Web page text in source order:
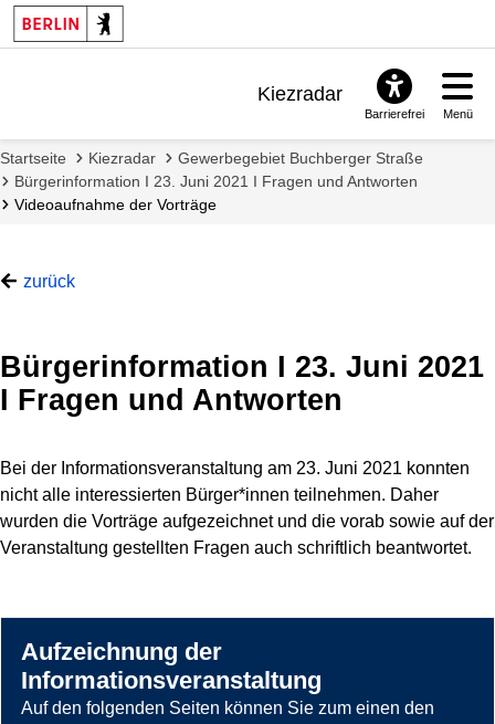
Kiezradar
FAQ & Support
Barrierefrei Menü
Startseite Kiezradar
Gewerbegebiet Buchberger Straße
Bürgerinformation I 23. Juni 2021 I Fragen und Antworten
Videoaufnahme der Vorträge
zurück
Bürgerinformation I 23. Juni 2021
I Fragen und Antworten
Bei der Informationsveranstaltung am 23. Juni 2021 konnten
nicht alle interessierten Bürger*innen teilnehmen. Daher
wurden die Vorträge aufgezeichnet und die vorab sowie auf der
Veranstaltung gestellten Fragen auch schriftlich beantwortet.
Aufzeichnung der
Informationsveranstaltung
Auf den folgenden Seiten können Sie zum einen den